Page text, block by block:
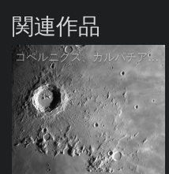
関連作品
コペルニクス、カルパチア山脈付近